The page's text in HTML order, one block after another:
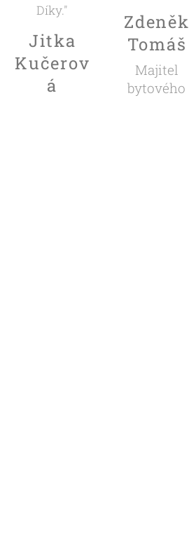
Díky."
Jitka
Kučerov
á
Zdeněk
Tomáš
Majitel
bytového